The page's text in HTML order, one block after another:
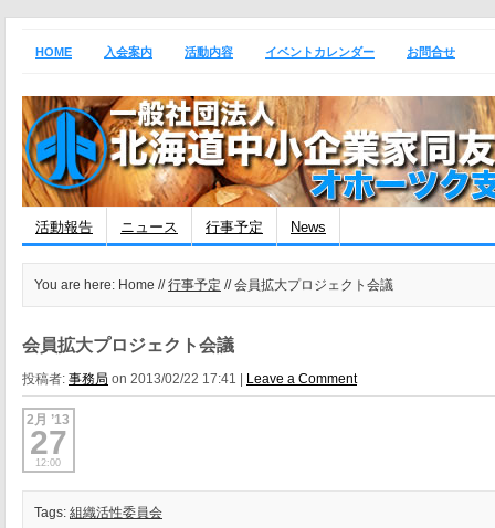
HOME 入会案内 活動内容 イベントカレンダー お問合せ
活動報告 ニュース 行事予定 News
You are here: Home //行事予定 // 会員拡大プロジェクト会議
会員拡大プロジェクト会議
投稿者: 事務局 on 2013/02/22 17:41 | Leave a Comment
2月 ’13
27
12:00
Tags: 組織活性委員会